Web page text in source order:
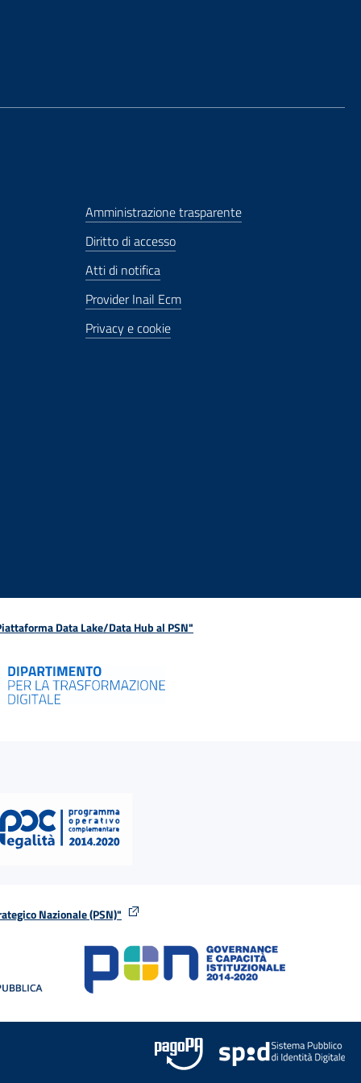
Amministrazione trasparente
Diritto di accesso
Atti di notifica
Provider Inail Ecm
Privacy e cookie
Data Lake/Data Hub al PSN"
Nazionale (PSN)"
stessa finestra